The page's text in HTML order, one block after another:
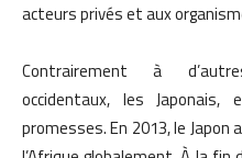
acteurs privés et aux
Contrairement à
occidentaux, les
promesses. En 2013, le Japon